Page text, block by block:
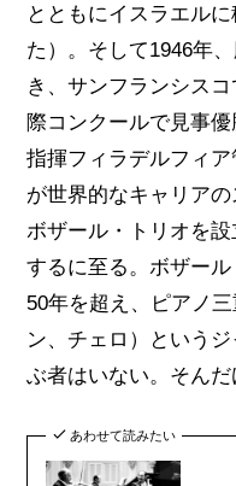
とともにイスラエル
た）。そして1946年
き、サンフランシス
際コンクールで見事
指揮フィラデルフィ
が世界的なキャリア
ボザール・トリオを
するに至る。ボザー
50年を超え、ピアノ
ン、チェロ）という
ぶ者はいない。そんだ
あわせて読みたい